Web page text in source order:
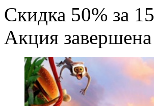
Скидка 50% за 15
Акция завершена